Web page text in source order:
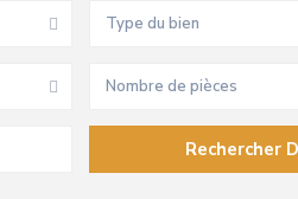
Type du bien
Nombre de pièces